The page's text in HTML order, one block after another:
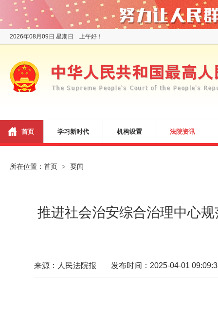
2026年08月09日 星期日 上午好！
首页 学习新时代 机构设置 法院资讯
所在位置： 首页 > 要闻
推进社会治安综合治理中心
来源：人民法院报 发布时间：2025-04-01